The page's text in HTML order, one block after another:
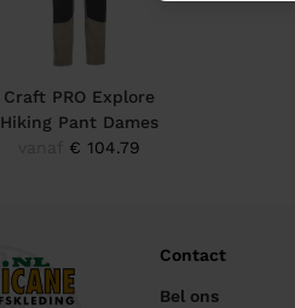
Craft PRO Explore
Hiking Pant Dames
€ 104.79
Contact
Bel ons